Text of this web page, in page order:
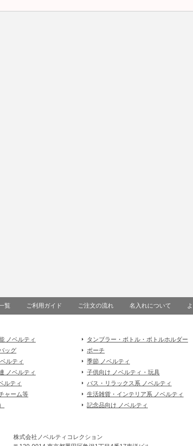
覧 ご利用ガイド ご注文の流れ 名入れについて
ノベルティ タンブラー・ボトル・ボトルホルダー
ッグ ポーチ
ルティ 季節 ノベルティ
ノベルティ 子供向け ノベルティ・玩具
ルティ バス・リラックス系 ノベルティ
ャーム等 生活雑貨・インテリア系 ノベルティ
記念品向け ノベルティ
株式会社ノベルティコレクション